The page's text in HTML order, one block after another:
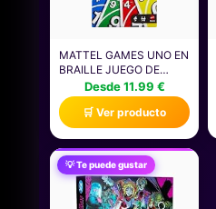
MATTEL GAMES UNO EN
BRAILLE JUEGO DE
CARTAS CON BARAJA
DISEÑADA
ESPECIALMENTE PARA
PERSONAS CIEGAS Y
CON BAJA VISIÓN, APTO
PARA NIÑOS Y NIÑAS, Y
PARA NOCHES DE
JUEGOS EN FAMILIA Y
FIESTAS, JMK87
Desde 11.99 €
🛒 Ver producto
💡 Te puede gustar